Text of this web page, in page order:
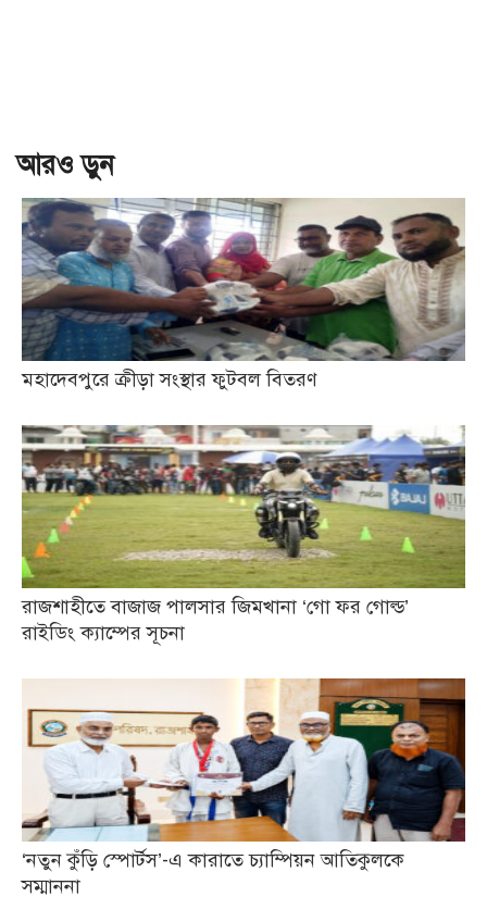
আরও ড়ুন
মহাদেবপুরে ক্রীড়া সংস্থার ফুটবল বিতরণ
রাজশাহীতে বাজাজ পালসার জিমখানা ‘গো ফর গোল্ড’
রাইডিং ক্যাম্পের সূচনা
‘নতুন কুঁড়ি স্পোর্টস’-এ কারাতে চ্যাম্পিয়ন আতিকুলকে
সম্মাননা